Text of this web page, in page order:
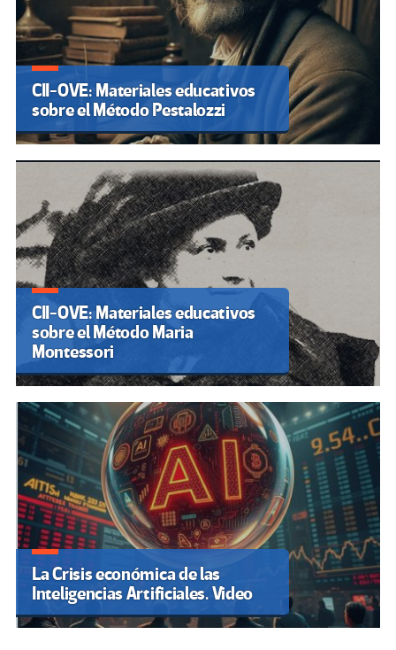
CII-OVE: Materiales educativos
sobre el Método Pestalozzi
CII-OVE: Materiales educativos
sobre el Método Maria
Montessori
La Crisis económica de las
Inteligencias Artificiales. Video